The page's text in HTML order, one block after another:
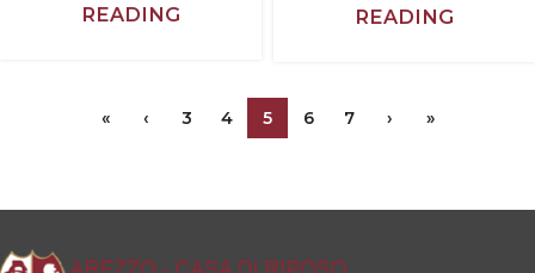
READING
READING
« ‹ 3 4 5 6 7 › »